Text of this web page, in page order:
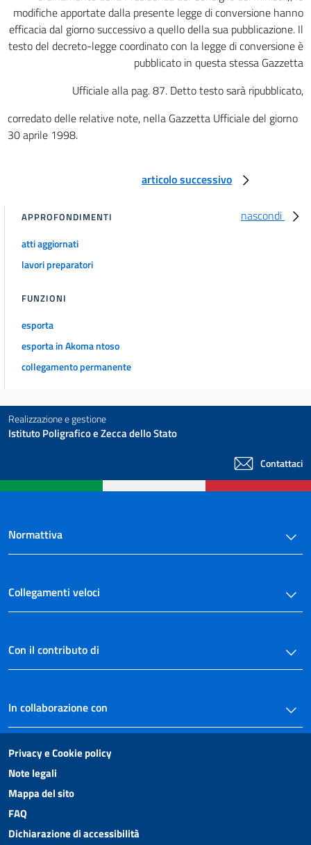
modifiche apportate dalla presente legge di conversione hanno
efficacia dal giorno successivo a quello della sua pubblicazione. Il
testo del decreto-legge coordinato con la legge di conversione è
pubblicato in questa stessa Gazzetta
Ufficiale alla pag. 87. Detto testo sarà ripubblicato,
corredato delle relative note, nella Gazzetta Ufficiale del giorno
30 aprile 1998.
articolo successivo
nascondi
APPROFONDIMENTI
atti aggiornati
lavori preparatori
FUNZIONI
esporta
esporta in Akoma ntoso
collegamento permanente
Realizzazione e gestione
Istituto Poligrafico e Zecca dello Stato
Contattaci
Normattiva
Collegamenti veloci
Con il contributo di
In collaborazione con
Privacy e Cookie policy
Note legali
Mappa del sito
FAQ
Dichiarazione di accessibilità